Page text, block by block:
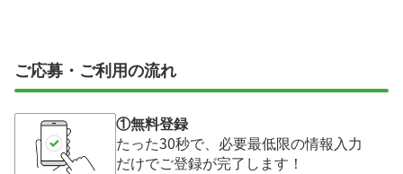
ご応募・ご利用の流れ
①無料登録
たった30秒で、必要最低限の情報入力
だけでご登録が完了します！